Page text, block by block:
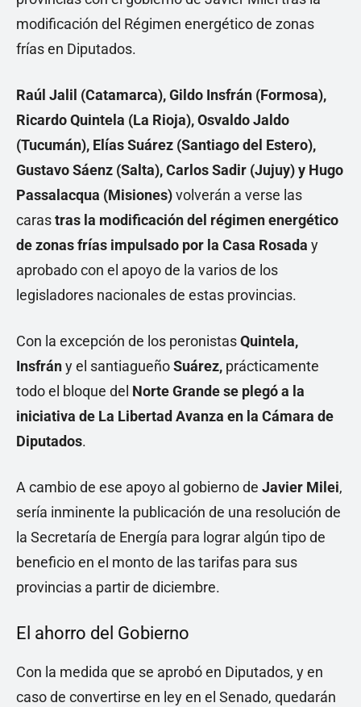
modificación del Régimen energético de zonas
frías en Diputados.
Raúl Jalil (Catamarca), Gildo Insfrán (Formosa),
Ricardo Quintela (La Rioja), Osvaldo Jaldo
(Tucumán), Elías Suárez (Santiago del Estero),
Gustavo Sáenz (Salta), Carlos Sadir (Jujuy) y Hugo
Passalacqua (Misiones)volverán a verse las
carastras la modificación del régimen energético
de zonas frías impulsado por la Casa Rosada y
aprobado con el apoyo de la varios de los
legisladores nacionales de estas provincias.
Con la excepción de los peronistasQuintela,
Insfrány el santiagueñoSuárez, prácticamente
todo el bloque del Norte Grande se plegó a la
iniciativa de La Libertad Avanza en la Cámara de
Diputados.
A cambio de ese apoyo al gobierno de Javier Milei,
sería inminente la publicación de una resolución de
la Secretaría de Energía para lograr algún tipo de
beneficio en el monto de las tarifas para sus
provincias a partir de diciembre.
El ahorro del Gobierno
Con la medida que se aprobó en Diputados, y en
caso de convertirse en ley en el Senado, quedarán